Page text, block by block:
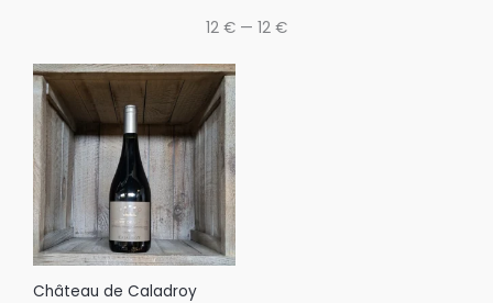
12 € — 12 €
Château de Caladroy